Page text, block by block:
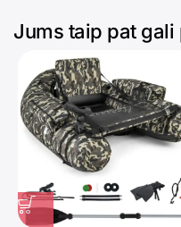
Jums taip pat gali